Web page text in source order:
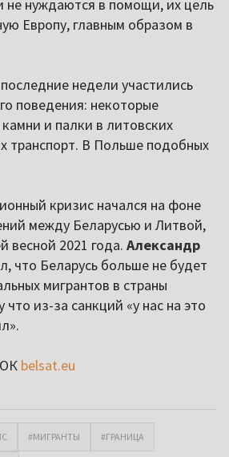
не нуждаются в помощи, их цель
Европу, главным образом в
недели участились
поведения: некоторые
и палки в литовских
транспорт. В Польше подобных
кризис начался на фоне
между Беларусью и Литвой,
весной 2021 года. Александр
что Беларусь больше не будет
мигрантов в страны
из-за санкций «у нас на это
belsat.eu
#МИГРАНТЫ #ГРАНИЦА